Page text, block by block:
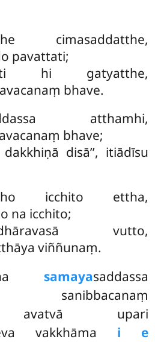
cimasaddatthe,
pavattati;
hi gatyatthe,
bhave.
atthamhi,
bhave;
dakkhiṇā disā’’, itiādīsu
icchito ettha,
na icchito;
vutto,
viññunaṃ.
samayasaddassa
sanibbacanaṃ
avatvā upari
vakkhāma i e